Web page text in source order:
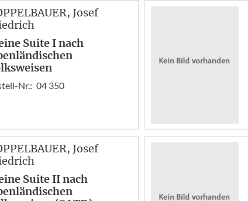
, Josef
Suite I nach
Nr.: 04 350
, Josef
Suite II nach